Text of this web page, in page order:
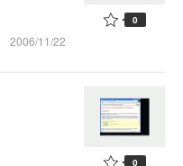
2006/11/22
0
0